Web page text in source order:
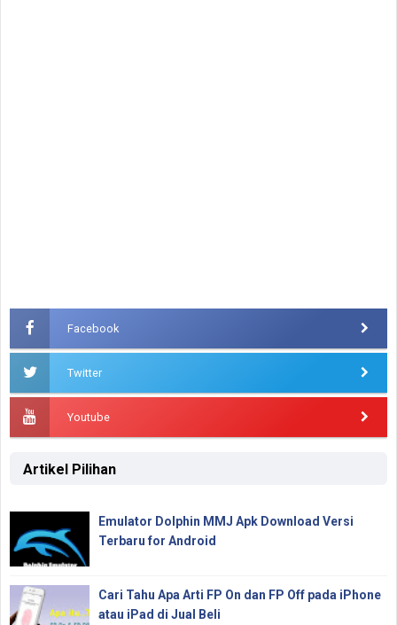
Facebook
Twitter
Youtube
Artikel Pilihan
Emulator Dolphin MMJ Apk Download Versi
Terbaru for Android
Cari Tahu Apa Arti FP On dan FP Off pada iPhone
atau iPad di Jual Beli